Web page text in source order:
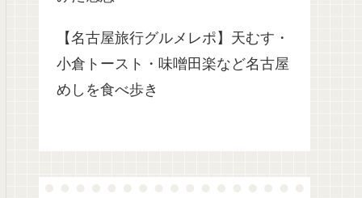
【名古屋旅行グルメレポ】天むす・
小倉トースト・味噌田楽など名古屋
めしを食べ歩き